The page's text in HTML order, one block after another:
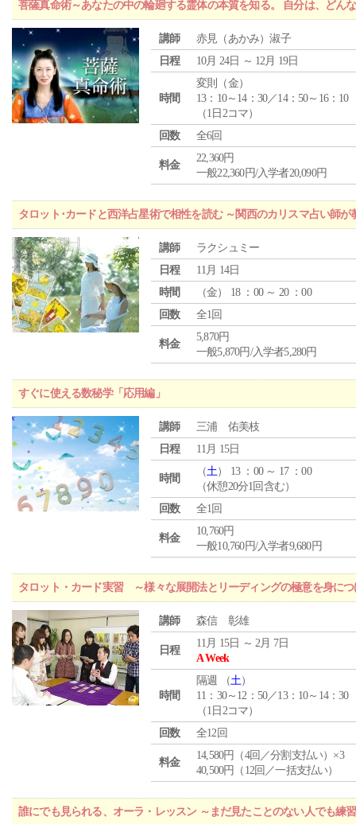
菩薩真命術～あなたの中の輪廻する霊体の本質を知る。 自分は、どん
講師
赤見（あかみ）淑子
日程
10月 24日 ～ 12月 19日
時間
変則（金）
13：10～14：30／14：50～16：10
（1日2コマ）
回数
全6回
料金
22,360円
一般22,360円/入学者20,090円
タロット･カードと西洋占星術で相性を読む ～関西のカリスマ占い師が
講師
ラクシュミー
日程
11月 14日
時間
（金） 18 ：00 ～ 20 ：00
回数
全1回
料金
5,870円
一般5,870円/入学者5,280円
すぐに使える数秘学「応用編」
講師
三浦 佑美枝
日程
11月 15日
時間
（土） 13 ：00 ～ 17 ：00
（休憩20分1回含む）
回数
全1回
料金
10,760円
一般10,760円/入学者9,680円
タロット・カード実習 ～様々な展開法とリーディングの極意を身につ
講師 森信 彰雄
日程
11月 15日 ～ 2月 7日
A Week
時間
隔週 （土）
11：30～12：50／13：10～14：30
（1日2コマ）
回数
全12回
料金
14,580円（4回／分割支払い）×3
40,500円（12回／一括支払い）
誰にでも見られる、オーラ・レッスン ～まだ見たことのない人でも練